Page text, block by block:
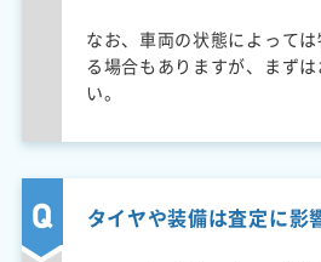
なお、車両の状態によって
る場合もありますが、まず
い。
タイヤや装備は査定に影